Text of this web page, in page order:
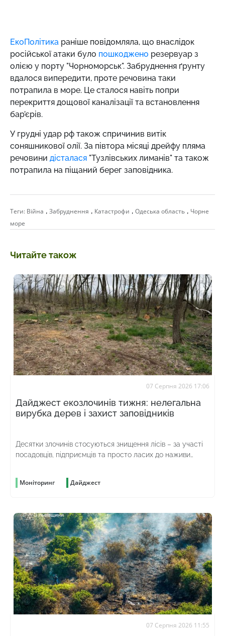
ЕкоПолітика раніше повідомляла, що внаслідок
російської атаки було пошкоджено резервуар з
олією у порту "Чорноморськ". Забруднення ґрунту
вдалося випередити, проте речовина таки
потрапила в море. Це сталося навіть попри
перекриття дощової каналізації та встановлення
бар’єрів.
У грудні удар рф також спричинив витік
соняшникової олії. За півтора місяці дрейфу пляма
речовини дісталася "Тузлівських лиманів" та також
потрапила на піщаний берег заповідника.
Теги: Війна , Забруднення , Катастрофи , Одеська область , Чорне
море
Читайте також
07 Серпня 2026 17:06
Дайджест екозлочинів тижня: нелегальна
вирубка дерев і захист заповідників
Десятки злочинів стосуються знищення лісів – за участі
посадовців, підприємців та просто ласих до наживи
Моніторинг Дайджест
07 Серпня 2026 11:55